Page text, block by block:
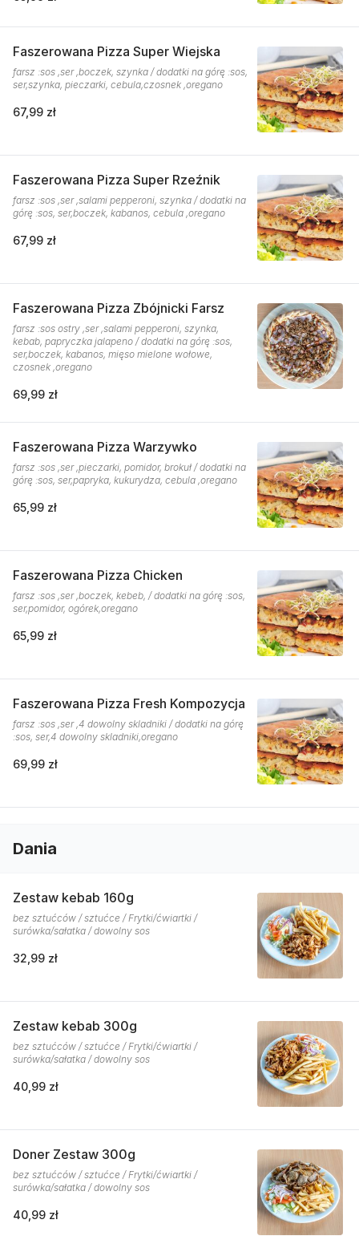
Faszerowana Pizza Super Wiejska
farsz :sos ,ser ,boczek, szynka / dodatki na górę :sos,
ser,szynka, pieczarki, cebula,czosnek ,oregano
67,99 zł
Faszerowana Pizza Super Rzeźnik
farsz :sos ,ser ,salami pepperoni, szynka / dodatki na
górę :sos, ser,boczek, kabanos, cebula ,oregano
67,99 zł
Faszerowana Pizza Zbójnicki Farsz
farsz :sos ostry ,ser ,salami pepperoni, szynka,
kebab, papryczka jalapeno / dodatki na górę :sos,
ser,boczek, kabanos, mięso mielone wołowe,
czosnek ,oregano
69,99 zł
Faszerowana Pizza Warzywko
farsz :sos ,ser ,pieczarki, pomidor, brokuł / dodatki na
górę :sos, ser,papryka, kukurydza, cebula ,oregano
65,99 zł
Faszerowana Pizza Chicken
farsz :sos ,ser ,boczek, kebeb, / dodatki na górę :sos,
ser,pomidor, ogórek,oregano
65,99 zł
Faszerowana Pizza Fresh Kompozycja
farsz :sos ,ser ,4 dowolny skladniki / dodatki na górę
:sos, ser,4 dowolny skladniki,oregano
69,99 zł
Dania
Zestaw kebab 160g
bez sztućców / sztućce / Frytki/ćwiartki /
surówka/sałatka / dowolny sos
32,99 zł
Zestaw kebab 300g
bez sztućców / sztućce / Frytki/ćwiartki /
surówka/sałatka / dowolny sos
40,99 zł
Doner Zestaw 300g
bez sztućców / sztućce / Frytki/ćwiartki /
surówka/sałatka / dowolny sos
40,99 zł